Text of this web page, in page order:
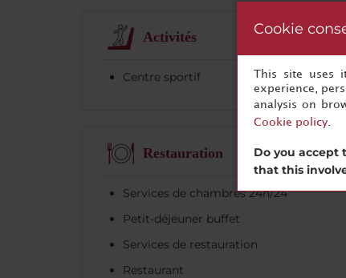
Activités
Centre sportif
Restauration
Services de chambres 24h/24
Petit-déjeuner buffet
Services de restauration
Restaurant
Cookie
This site uses
experience,
analysis on
Cookie policy.
Do you accept
that this